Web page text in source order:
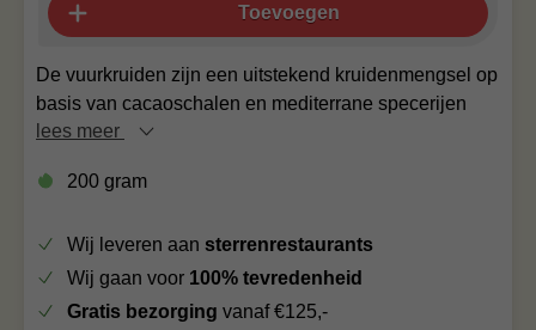
De vuurkruiden zijn een uitstekend kruidenmengsel op
basis van cacaoschalen en mediterrane specerijen
lees meer
200 gram
Toevoegen
Wij leveren aan sterrenrestaurants
Wij gaan voor 100% tevredenheid
Gratis bezorging vanaf €125,-